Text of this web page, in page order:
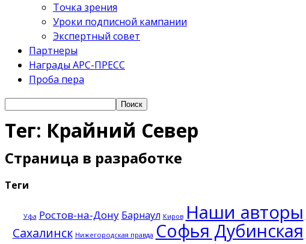
Точка зрения
Уроки подписной кампании
Экспертный совет
Партнеры
Награды АРС-ПРЕСС
Проба пера
Тег: Крайний Север
Страница в разработке
Теги
Уфа Ростов-на-Дону Барнаул Киров Наши авторы
Сахалинск Нижегородская правда Софья Дубинская